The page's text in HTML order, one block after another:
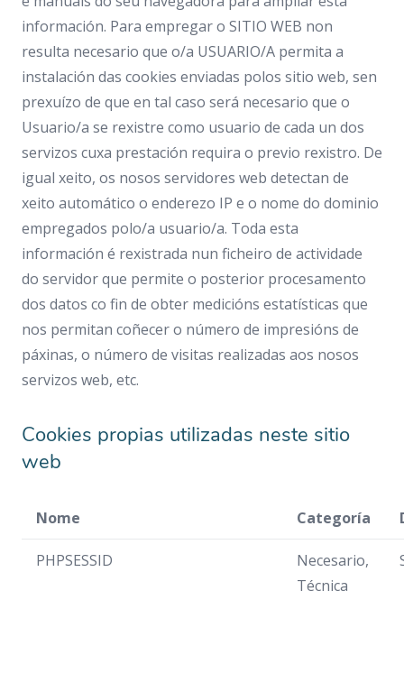
información. Para empregar o SITIO WEB non
resulta necesario que o/a USUARIO/A permita a
instalación das cookies enviadas polos sitio web, sen
prexuízo de que en tal caso será necesario que o
Usuario/a se rexistre como usuario de cada un dos
servizos cuxa prestación requira o previo rexistro. De
igual xeito, os nosos servidores web detectan de
xeito automático o enderezo IP e o nome do dominio
empregados polo/a usuario/a. Toda esta
información é rexistrada nun ficheiro de actividade
do servidor que permite o posterior procesamento
dos datos co fin de obter medicións estatísticas que
nos permitan coñecer o número de impresións de
páxinas, o número de visitas realizadas aos nosos
servizos web, etc.
Cookies propias utilizadas neste sitio
web
Nome Categoría
PHPSESSID
Necesario,
Técnica